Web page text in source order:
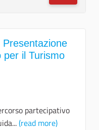
per il Turismo
partecipativo
(read more)